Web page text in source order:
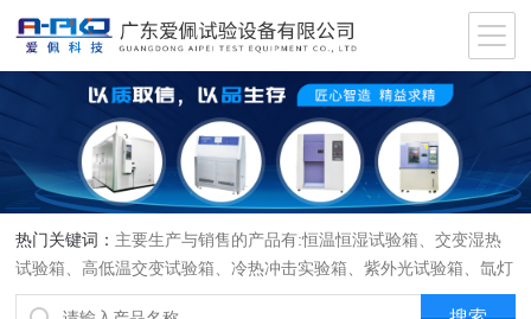
热门关键词： 主要生产与销售的产品有:恒温恒湿试验箱、交变湿热
试验箱、高低温交变试验箱、冷热冲击实验箱、紫外光试验箱、氙灯
老化箱、恒温恒湿实验室、沙尘试验箱、淋雨试验箱、盐水喷雾试验